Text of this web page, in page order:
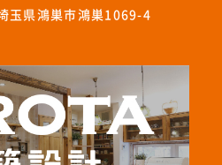
玉県鴻巣市鴻巣1069-4